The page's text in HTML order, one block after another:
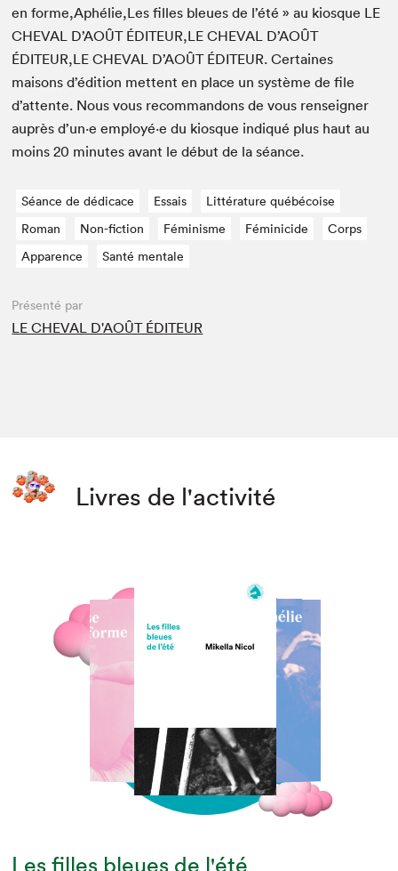
en forme,Aphélie,Les filles bleues de l’été » au kiosque LE
CHEVAL D’AOÛT ÉDITEUR,LE CHEVAL D’AOÛT
ÉDITEUR,LE CHEVAL D’AOÛT ÉDI­TEUR. Cer­taines
maisons d’édi­tion met­tent en place un sys­tème de file
d’at­tente. Nous vous recom­man­dons de vous ren­seign­er
auprès d’un·e employé·e du kiosque indiqué plus haut au
moins20 min­utes avant le début de la séance.
Séance de dédicace Essais
Littérature québécoise
Roman
Non-fiction Féminisme Féminicide
Corps
Apparence
Santé mentale
Présenté par
LE CHEVAL D'AOÛT ÉDITEUR
Livres de l'activité
Les filles bleues de l'été